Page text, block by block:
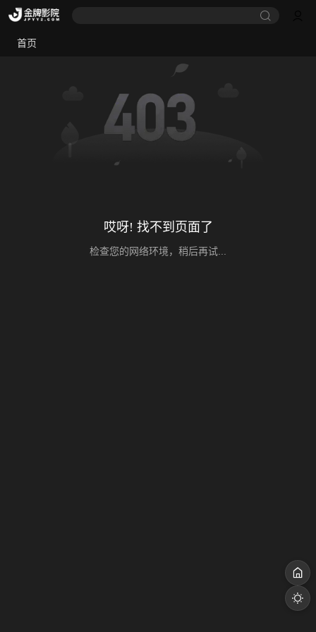
首页
哎呀! 找不到页面了
检查您的网络环境，稍后再试...